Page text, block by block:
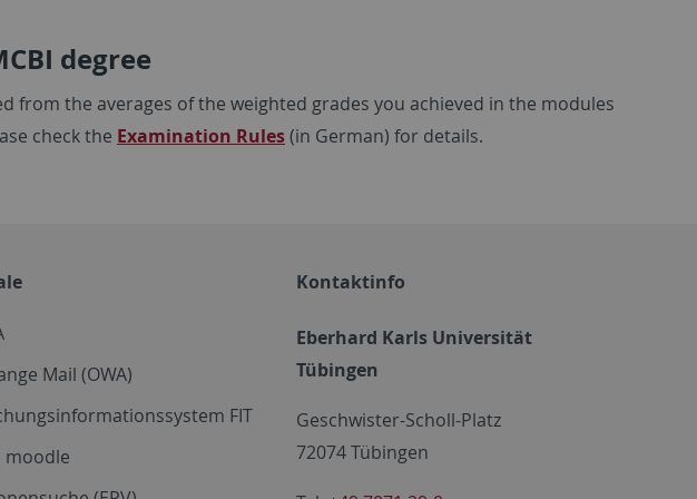
degree
from the averages of the weighted grades you achieved in the modules
check the Examination Rules(in German) for details.
Mail (OWA)
FIT
moodle
Kontaktinfo
Eberhard Karls Universität
Tübingen
Geschwister-Scholl-Platz
72074 Tübingen